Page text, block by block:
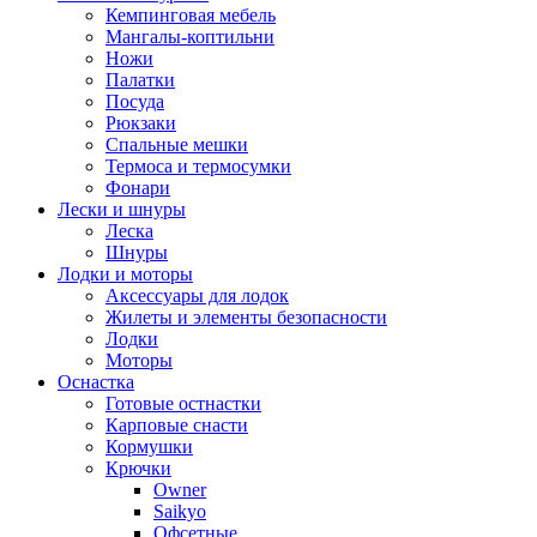
Кемпинговая мебель
Мангалы-коптильни
Ножи
Палатки
Посуда
Рюкзаки
Спальные мешки
Термоса и термосумки
Фонари
Лески и шнуры
Леска
Шнуры
Лодки и моторы
Аксессуары для лодок
Жилеты и элементы безопасности
Лодки
Моторы
Оснастка
Готовые остнастки
Карповые снасти
Кормушки
Крючки
Owner
Saikyo
Офсетные